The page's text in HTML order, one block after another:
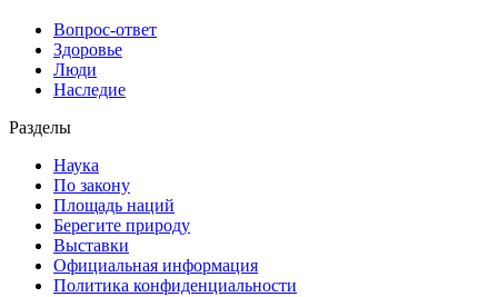
Вопрос-ответ
Здоровье
Люди
Наследие
Разделы
Наука
По закону
Площадь наций
Берегите природу
Выставки
Официальная информация
Политика конфиденциальности